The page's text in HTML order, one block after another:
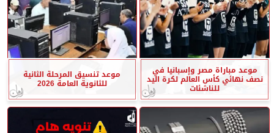
موعد مباراة مصر وإسبانيا في
نصف نهائي كأس العالم لكرة اليد
للناشئات
موعد تنسيق المرحلة الثانية
للثانوية العامة 2026